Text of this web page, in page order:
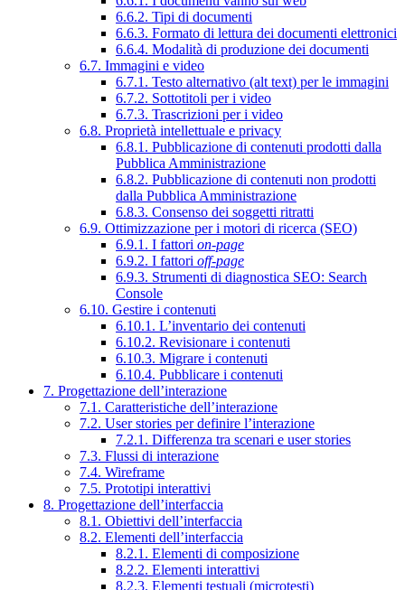
6.6.2. Tipi di documenti
6.6.3. Formato di lettura dei documenti elettronici
6.6.4. Modalità di produzione dei documenti
6.7. Immagini e video
6.7.1. Testo alternativo (alt text) per le immagini
6.7.2. Sottotitoli per i video
6.7.3. Trascrizioni per i video
6.8. Proprietà intellettuale e privacy
6.8.1. Pubblicazione di contenuti prodotti dalla
Pubblica Amministrazione
6.8.2. Pubblicazione di contenuti non prodotti
dalla Pubblica Amministrazione
6.8.3. Consenso dei soggetti ritratti
6.9. Ottimizzazione per i motori di ricerca (SEO)
6.9.1. I fattori on-page
6.9.2. I fattori off-page
6.9.3. Strumenti di diagnostica SEO: Search
Console
6.10. Gestire i contenuti
6.10.1. L’inventario dei contenuti
6.10.2. Revisionare i contenuti
6.10.3. Migrare i contenuti
6.10.4. Pubblicare i contenuti
7. Progettazione dell’interazione
7.1. Caratteristiche dell’interazione
7.2. User stories per definire l’interazione
7.2.1. Differenza tra scenari e user stories
7.3. Flussi di interazione
7.4. Wireframe
7.5. Prototipi interattivi
8. Progettazione dell’interfaccia
8.1. Obiettivi dell’interfaccia
8.2. Elementi dell’interfaccia
8.2.1. Elementi di composizione
8.2.2. Elementi interattivi
8.2.3. Elementi testuali (microtesti)